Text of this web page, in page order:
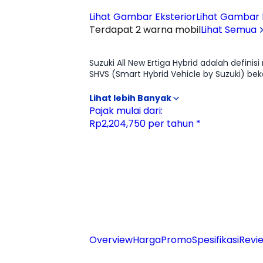
Lihat Gambar EksteriorLihat
Terdapat 2 warna mobilLihat Semua
Suzuki All New Ertiga Hybrid adalah
SHVS (Smart Hybrid Vehicle by Suzuki)
jalanan keriting dengan sangat dewasa,
fleksibilitas pengaturan kursi yang praktis,
bertenaga di atas kertas, Ertiga Hybrid
ramah di kantong, menjadikannya pilihan
Pajak mulai dari:
Rp2,204,750 per tahun *
OverviewHargaPromoSpesifikasi